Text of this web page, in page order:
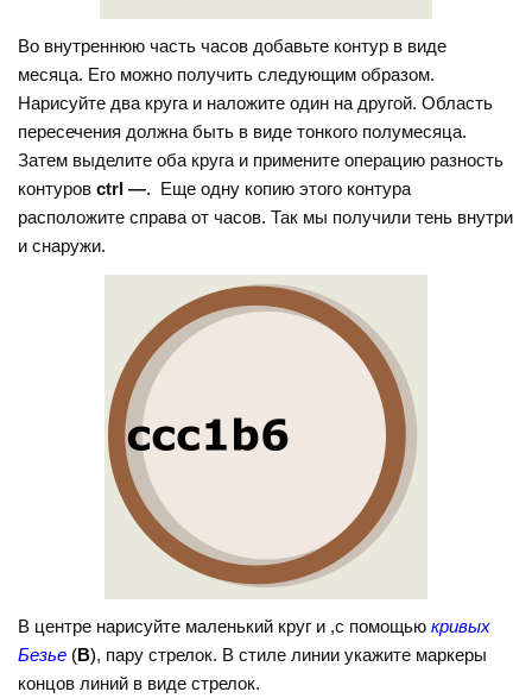
Во внутреннюю часть часов добавьте контур в виде
месяца. Его можно получить следующим образом.
Нарисуйте два круга и наложите один на другой. Область
пересечения должна быть в виде тонкого полумесяца.
Затем выделите оба круга и примените операцию разность
контуровctrl —. Еще одну копию этого контура
расположите справа от часов. Так мы получили тень внутри
и снаружи.
В центре нарисуйте маленький круг и ,с помощьюкривых
Безье (B), пару стрелок. В стиле линии укажите маркеры
концов линий в виде стрелок.